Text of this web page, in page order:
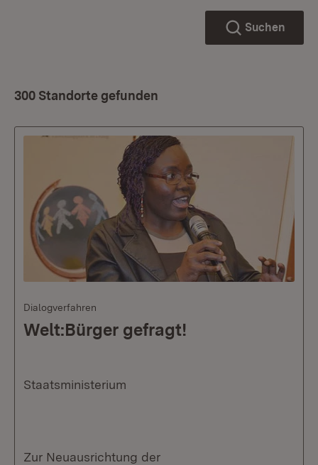
Suchen
300 Standorte gefunden
Dialogverfahren
Welt:Bürger gefragt!
Staatsministerium
Zur Neuausrichtung der